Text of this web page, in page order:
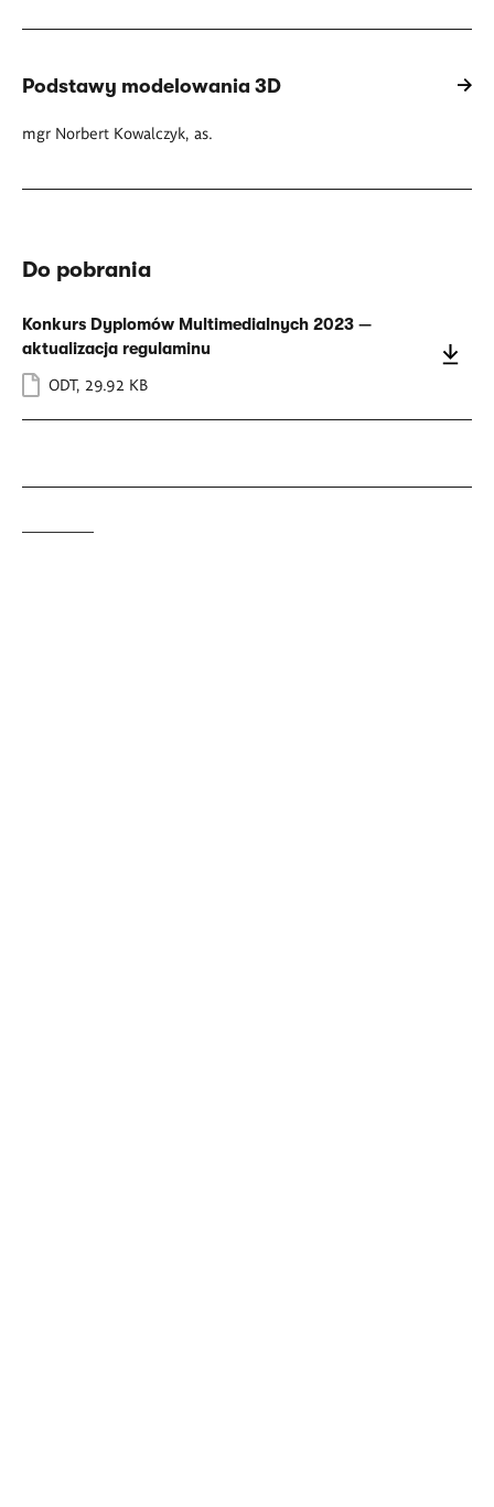
Podstawy modelowania 3D
mgr Norbert Kowalczyk, as.
Do pobrania
Konkurs Dyplomów Multimedialnych 2023 —
aktualizacja regulaminu
ODT, 29.92 KB